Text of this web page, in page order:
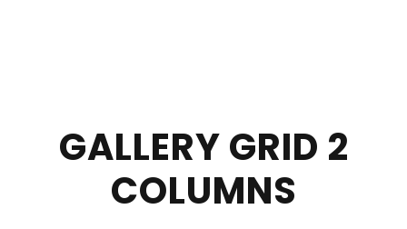
GALLERY GRID 2
COLUMNS